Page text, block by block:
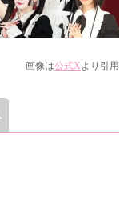
画像は公式Xより引用